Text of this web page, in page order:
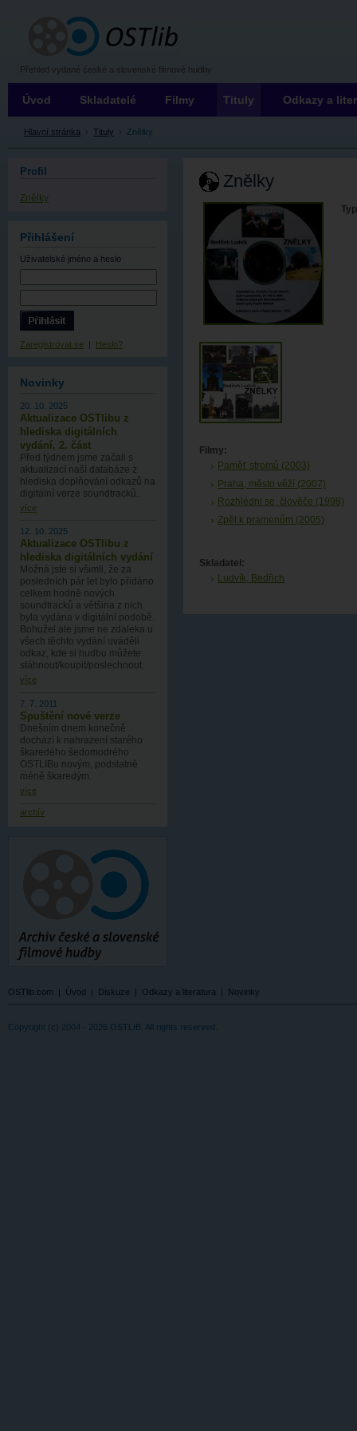
Přehled vydané české a slovenské filmové hudby
Znělky
Filmy:
Paměť stromů (2003)
Praha, město věží (2007)
Rozhlédni se, člověče (1998)
Zpět k pramenům (2005)
Skladatel:
Ludvík, Bedřich
Hlavní stránka › Tituly › Znělky
Úvod Skladatelé Filmy Tituly Odkazy a
Profil
Znělky
Přihlášení
Uživatelské jméno a heslo
Zaregistrovat se | Heslo?
Novinky
20. 10. 2025
Aktualizace OSTlibu z
hlediska digitálních
vydání, 2. část
Před týdnem jsme začali s
aktualizací naší databáze z
hlediska doplňování odkazů na
digitální verze soundtracků.
více
12. 10. 2025
Aktualizace OSTlibu z
hlediska digitálních vydání
Možná jste si všimli, že za
posledních pár let bylo přidáno
celkem hodně nových
soundtracků a většina z nich
byla vydána v digitální podobě.
Bohužel ale jsme ne zdaleka u
všech těchto vydání uváděli
odkaz, kde si hudbu můžete
stáhnout/koupit/poslechnout.
více
7. 7. 2011
Spuštění nové verze
Dnešním dnem konečně
dochází k nahrazení starého
škaredého šedomodrého
OSTLIBu novým, podstatně
méně škaredým.
více
archív
OSTlib.com | Úvod | Diskuze | Odkazy a literatura | Novinky
Copyright (c) 2004 - 2026 OSTLIB. All rights reserved.